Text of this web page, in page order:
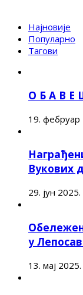
Најновије
Популарно
Тагови
О Б А В Е
19. фебруар
Вукових
29. јун 2025.
у
13. мај 2025.